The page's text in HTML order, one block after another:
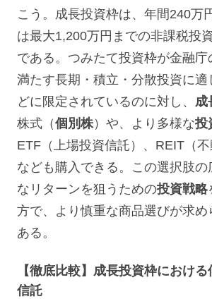
こう。成長投資枠は、年間240万
は最大1,200万円までの非課税投
である。つみたて投資枠が金融庁
満たす長期・積立・分散投資に適
どに限定されているのに対し、 成
株式（個別株）や、より多様な投
ETF（上場投資信託）、REIT（不
なども購入できる。この選択肢の
なリターンを狙うための投資戦略
方で、より慎重な商品選びが求め
ある。
【徹底比較】成長投資枠におけ
信託